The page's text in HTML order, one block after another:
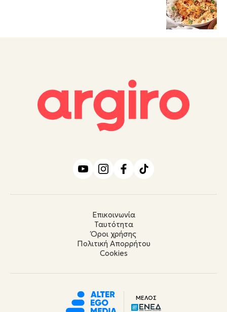
Επικοινωνία
Ταυτότητα
Όροι χρήσης
Πολιτική Απορρήτου
Cookies
ΜΕΛΟΣ